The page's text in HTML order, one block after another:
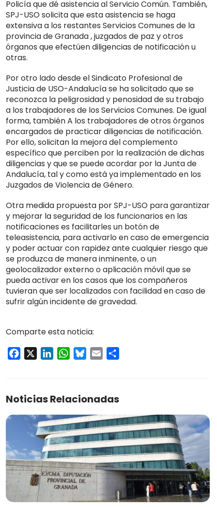
Policía que dé asistencia al Servicio Común. También,
SPJ-USO solicita que esta asistencia se haga
extensiva a los restantes Servicios Comunes de la
provincia de Granada , juzgados de paz y otros
órganos que efectúen diligencias de notificación u
otras.
Por otro lado desde el Sindicato Profesional de
Justicia de USO-Andalucía se ha solicitado que se
reconozca la peligrosidad y penosidad de su trabajo
a los trabajadores de los Servicios Comunes. De igual
forma, también A los trabajadores de otros órganos
encargados de practicar diligencias de notificación.
Por ello, solicitan la mejora del complemento
específico que perciben por la realización de dichas
diligencias y que se puede acordar por la Junta de
Andalucía, tal y como está ya implementado en los
Juzgados de Violencia de Género.
Otra medida propuesta por SPJ-USO para garantizar
y mejorar la seguridad de los funcionarios en las
notificaciones es facilitarles un botón de
teleasistencia, para activarlo en caso de emergencia
y poder actuar con rapidez ante cualquier riesgo que
se produzca de manera inminente, o un
geolocalizador externo o aplicación móvil que se
pueda activar en los casos que los compañeros
tuvieran que ser localizados con facilidad en caso de
sufrir algún incidente de gravedad.
Comparte esta noticia:
Facebook LinkedInWhatsApp
Bluesky
Email
Noticias Relacionadas